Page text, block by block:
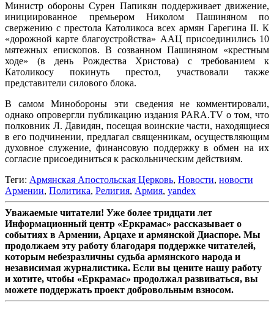
Министр обороны Сурен Папикян поддерживает движение,
инициированное премьером Николом Пашиняном по
свержению с престола Католикоса всех армян Гарегина II. К
«дорожной карте благоустройства» ААЦ присоединились 10
мятежных епископов. В созванном Пашиняном «крестным
ходе» (в день Рождества Христова) с требованием к
Католикосу покинуть престол, участвовали также
представители силового блока.
В самом Минобороны эти сведения не комментировали,
однако опровергли публикацию издания PARA.TV о том, что
полковник Л. Давидян, посещая воинские части, находящиеся
в его подчинении, предлагал священникам, осуществляющим
духовное служение, финансовую поддержку в обмен на их
согласие присоединиться к раскольническим действиям.
Теги: Армянская Апостольская Церковь, Новости, новости
Армении, Политика, Религия, Армия, yandex
Уважаемые читатели! Уже более тридцати лет
Информационный центр «Еркрамас» рассказывает о
событиях в Армении, Арцахе и армянской Диаспоре. Мы
продолжаем эту работу благодаря поддержке читателей,
которым небезразличны судьба армянского народа и
независимая журналистика. Если вы цените нашу работу
и хотите, чтобы «Еркрамас» продолжал развиваться, вы
можете поддержать проект добровольным взносом.